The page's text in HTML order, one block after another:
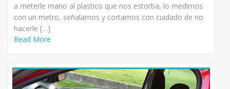
a meterle mano al plastico que nos estorba, lo medimos
con un metro, señalamos y cortamos con cuidado de no
hacerle […]
Read More